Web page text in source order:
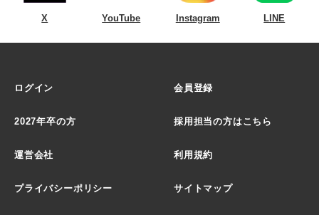
X YouTube Instagram LINE
ログイン 会員登録
2027年卒の方 採用担当の方はこちら
運営会社 利用規約
プライバシーポリシー サイトマップ